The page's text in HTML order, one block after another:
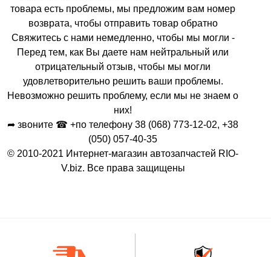
товара есть проблемы, мы предложим вам номер
возврата, чтобы отправить товар обратно
Свяжитесь с нами немедленно, чтобы мы могли -
Перед тем, как Вы даете нам нейтральный или
отрицательный отзыв, чтобы мы могли
удовлетворительно решить ваши проблемы.
Невозможно решить проблему, если мы не знаем о
них!
➦ звоните ☎ +по телефону 38 (068) 773-12-02, +38
(050) 057-40-35
© 2010-2021 Интернет-магазин автозапчастей RIO-
V.biz. Все права защищены